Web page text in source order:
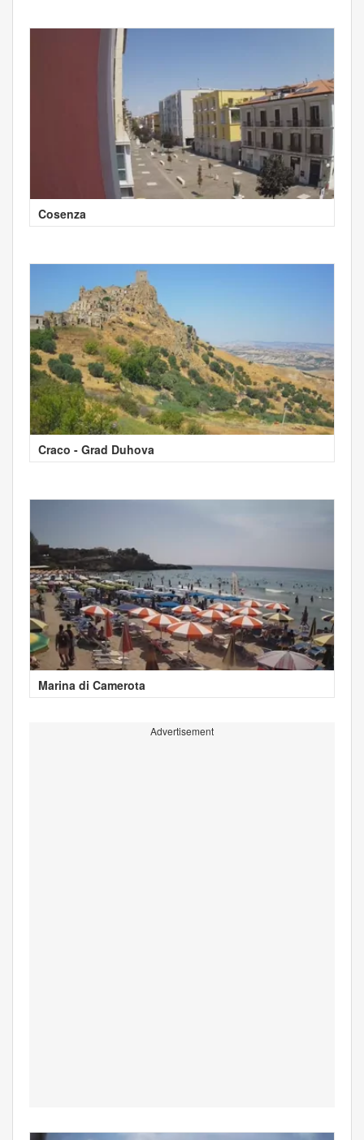
Cosenza
Craco - Grad Duhova
Marina di Camerota
Advertisement